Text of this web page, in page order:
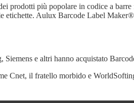
più popolare in codice a barre
etichette. Aulux Barcode Label
e altri hanno acquistato
Cnet, il fratello morbido e